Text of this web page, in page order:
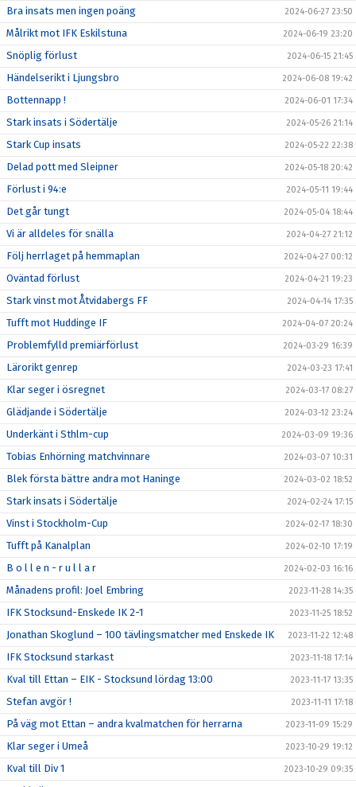
Bra insats men ingen poäng 2024-06-27 23:50
Målrikt mot IFK Eskilstuna 2024-06-19 23:20
Snöplig förlust 2024-06-15 21:45
Händelserikt i Ljungsbro 2024-06-08 19:42
Bottennapp ! 2024-06-01 17:34
Stark insats i Södertälje 2024-05-26 21:14
Stark Cup insats 2024-05-22 22:38
Delad pott med Sleipner 2024-05-18 20:42
Förlust i 94:e 2024-05-11 19:44
Det går tungt 2024-05-04 18:44
Vi är alldeles för snälla 2024-04-27 21:12
Följ herrlaget på hemmaplan 2024-04-27 00:12
Oväntad förlust 2024-04-21 19:23
Stark vinst mot Åtvidabergs FF 2024-04-14 17:35
Tufft mot Huddinge IF 2024-04-07 20:24
Problemfylld premiärförlust 2024-03-29 16:39
Lärorikt genrep 2024-03-23 17:41
Klar seger i ösregnet 2024-03-17 08:27
Glädjande i Södertälje 2024-03-12 23:24
Underkänt i Sthlm-cup 2024-03-09 19:36
Tobias Enhörning matchvinnare 2024-03-07 10:31
Blek första bättre andra mot Haninge 2024-03-02 18:52
Stark insats i Södertälje 2024-02-24 17:15
Vinst i Stockholm-Cup 2024-02-17 18:30
Tufft på Kanalplan 2024-02-10 17:19
B o l l e n - r u l l a r 2024-02-03 16:16
Månadens profil: Joel Embring 2023-11-28 14:35
IFK Stocksund-Enskede IK 2-1 2023-11-25 18:52
Jonathan Skoglund – 100 tävlingsmatcher med Enskede IK 2023-11-22 12:48
IFK Stocksund starkast 2023-11-18 17:14
Kval till Ettan – EIK - Stocksund lördag 13:00 2023-11-17 13:35
Stefan avgör ! 2023-11-11 17:18
På väg mot Ettan – andra kvalmatchen för herrarna 2023-11-09 15:29
Klar seger i Umeå 2023-10-29 19:12
Kval till Div 1 2023-10-29 09:35